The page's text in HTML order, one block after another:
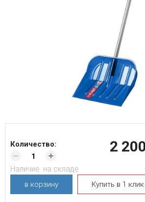
2
Количество:
Наличие: на складе
в корзину Купить в 1 клик